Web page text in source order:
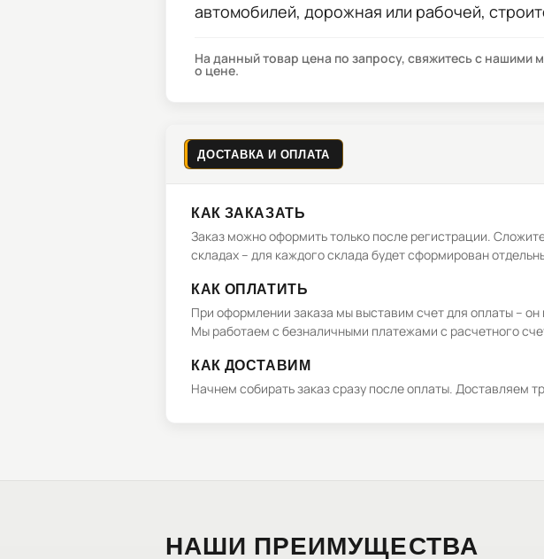
автомобилей, дорожная или рабочей,
На данный товар цена по запросу, свяжитесь с
о цене.
ДОСТАВКА И ОПЛАТА
КАК ЗАКАЗАТЬ
Заказ можно оформить только после регистрации.
складах – для каждого склада будет сформирован
КАК ОПЛАТИТЬ
При оформлении заказа мы выставим счет для оплаты –
Мы работаем с безналичными платежами с расчетного
КАК ДОСТАВИМ
Начнем собирать заказ сразу после оплаты. Доставляем
НАШИ ПРЕИМУЩЕСТВА